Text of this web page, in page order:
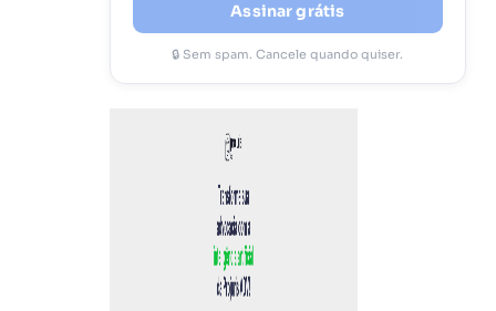
Assinar grátis
🔒 Sem spam. Cancele quando quiser.